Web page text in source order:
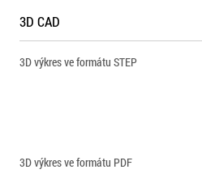
3D CAD
3D výkres ve formátu STEP
3D výkres ve formátu PDF